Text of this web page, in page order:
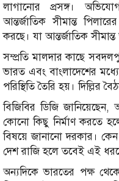
লাগানোর প্রসঙ্গ।
আন্তর্জাতিক সীমান্ত
করছে। যা আন্তর্জাতিক
সম্প্রতি মালদার কাছে
ভারত এবং বাংলাদেশের
পরিস্থিতি তৈরি হয়। দিল্লির
বিজিবির ডিজি জানিয়েছেন,
কোনো কিছু নির্মাণ করতে
বিষয়ে জানানো দরকার।
দেশ রাজি হলে তবেই এই
অন্যদিকে ভারতের পক্ষ